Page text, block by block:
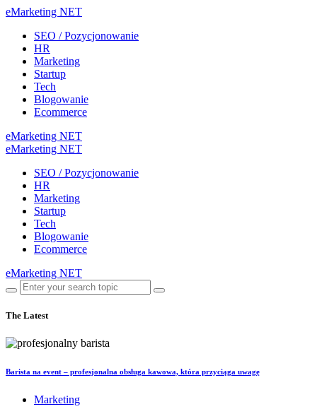
eMarketing NET
SEO / Pozycjonowanie
HR
Marketing
Startup
Tech
Blogowanie
Ecommerce
eMarketing NET
eMarketing NET
SEO / Pozycjonowanie
HR
Marketing
Startup
Tech
Blogowanie
Ecommerce
eMarketing NET
The Latest
Barista na event – profesjonalna obsługa kawowa, która przyciąga uwagę
Marketing